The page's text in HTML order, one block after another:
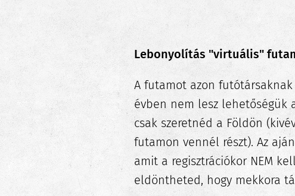
Lebonyolítás "virtuális"
A futamot azon
évben nem lesz lehetőségük
csak szeretnéd a Földön
futamon vennél részt). Az
amit a regisztrációkor NEM
eldöntheted, hogy mekkora